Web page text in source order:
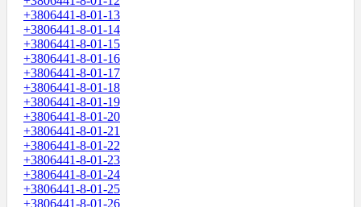
+3806441-8-01-13
+3806441-8-01-14
+3806441-8-01-15
+3806441-8-01-16
+3806441-8-01-17
+3806441-8-01-18
+3806441-8-01-19
+3806441-8-01-20
+3806441-8-01-21
+3806441-8-01-22
+3806441-8-01-23
+3806441-8-01-24
+3806441-8-01-25
+3806441-8-01-26